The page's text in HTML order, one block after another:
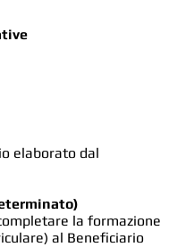
elaborato dal
la formazione
al Beneficiario